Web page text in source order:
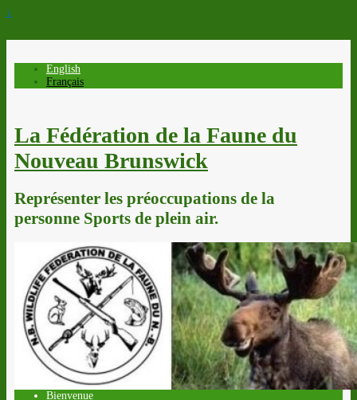
↓
English
Français
La Fédération de la Faune du
Nouveau Brunswick
Représenter les préoccupations de la
personne Sports de plein air.
Bienvenue